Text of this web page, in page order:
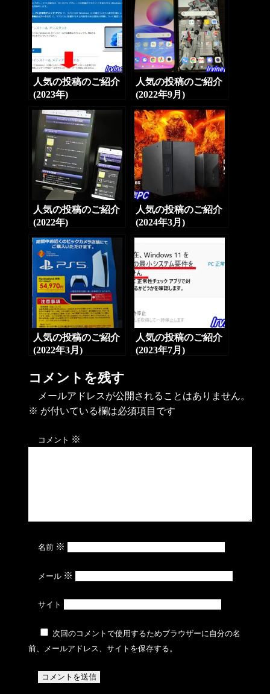
人気の投稿のご紹介
(2023年)
人気の投稿のご紹介
(2022年9月)
人気の投稿のご紹介
(2022年)
人気の投稿のご紹介
(2024年3月)
人気の投稿のご紹介
(2022年3月)
人気の投稿のご紹介
(2023年7月)
コメントを残す
メールアドレスが公開されることはありません。
※ が付いている欄は必須項目です
コメント ※
名前 ※
メール ※
サイト
次回のコメントで使用するためブラウザーに自分の名
前、メールアドレス、サイトを保存する。